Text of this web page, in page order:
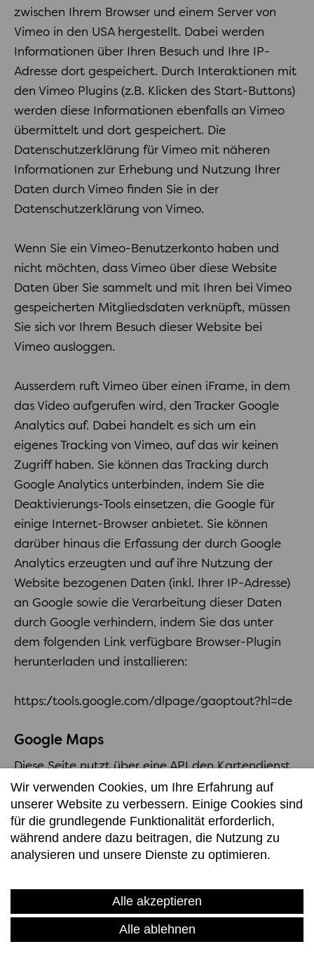
zwischen Ihrem Browser und einem Server von
Vimeo in den USA hergestellt. Dabei werden
Informationen über Ihren Besuch und Ihre IP-
Adresse dort gespeichert. Durch Interaktionen mit
den Vimeo Plugins (z.B. Klicken des Start-Buttons)
werden diese Informationen ebenfalls an Vimeo
übermittelt und dort gespeichert. Die
Datenschutzerklärung für Vimeo mit näheren
Informationen zur Erhebung und Nutzung Ihrer
Daten durch Vimeo finden Sie in der
Datenschutzerklärung von Vimeo.
Wenn Sie ein Vimeo-Benutzerkonto haben und
nicht möchten, dass Vimeo über diese Website
Daten über Sie sammelt und mit Ihren bei Vimeo
gespeicherten Mitgliedsdaten verknüpft, müssen
Sie sich vor Ihrem Besuch dieser Website bei
Vimeo ausloggen.
Ausserdem ruft Vimeo über einen iFrame, in dem
das Video aufgerufen wird, den Tracker Google
Analytics auf. Dabei handelt es sich um ein
eigenes Tracking von Vimeo, auf das wir keinen
Zugriff haben. Sie können das Tracking durch
Google Analytics unterbinden, indem Sie die
Deaktivierungs-Tools einsetzen, die Google für
einige Internet-Browser anbietet. Sie können
darüber hinaus die Erfassung der durch Google
Analytics erzeugten und auf ihre Nutzung der
Website bezogenen Daten (inkl. Ihrer IP-Adresse)
an Google sowie die Verarbeitung dieser Daten
durch Google verhindern, indem Sie das unter
dem folgenden Link verfügbare Browser-Plugin
herunterladen und installieren:
https://tools.google.com/dlpage/gaoptout?hl=de
Google Maps
Diese Seite nutzt über eine API den Kartendienst
Google Maps. Anbieter ist die Google Inc., 1600
Amphitheatre Parkway, Mountain View, CA
94043, USA.
Zur Nutzung der Funktionen von Google Maps ist
Informationen werden in der Regel an einen
Server von Google in den USA übertragen und
dort gespeichert. Der Anbieter dieser Seite hat
Wir verwenden Cookies, um Ihre Erfahrung auf
unserer Website zu verbessern. Einige Cookies sind
für die grundlegende Funktionalität erforderlich,
während andere dazu beitragen, die Nutzung zu
analysieren und unsere Dienste zu optimieren.
Alle akzeptieren
Alle ablehnen